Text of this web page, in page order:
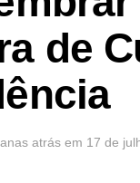
de
atrás em 17 de